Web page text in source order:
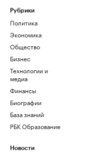
Рубрики
Политика
Экономика
Общество
Бизнес
Технологии и
медиа
Финансы
Биографии
База знаний
РБК Образование
Новости